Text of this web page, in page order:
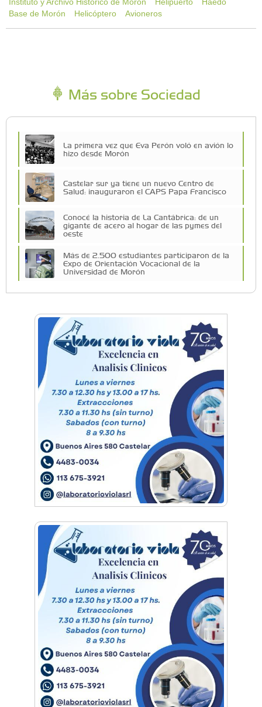
Base de Morón
Helicóptero Avioneros
Más sobre Sociedad
La primera vez que Eva Perón voló en avión lo
hizo desde Morón
Castelar sur ya tiene un nuevo Centro de
Salud: inauguraron el CAPS Papa Francisco
Conocé la historia de La Cantábrica: de un
gigante de acero al hogar de las pymes del
oeste
Más de 2.500 estudiantes participaron de la
Expo de Orientación Vocacional de la
Universidad de Morón
De Castelar a Júpiter: Conocé la historia del
vecino que mapeó la luna hacia la que viaja
Castelar Digital
Dr. Omar Battilana: casi cuatro décadas de
odontología en Castelar con una premisa que
no cambió
Emiliano Brancciari inauguró "El Banquito de
Norita", el nuevo ciclo cultural de la Casa
Museo Nora Cortiñas
No funcionará el Ferrocarril Sarmiento por
cuatro días
¡Sí, prometo! Miles de estudiantes de Morón
prometieron lealtad a la bandera
Empresas, emprendedores y cultura se
reunieron en Expo Morón Se Muestra
Empezá a estudiar en agosto: la Universidad
de Morón abrió las inscripciones para el
segundo cuatrimestre